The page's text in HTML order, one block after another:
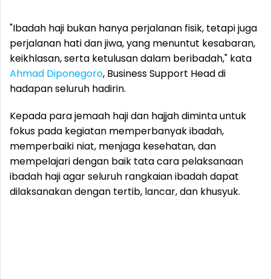
"Ibadah haji bukan hanya perjalanan fisik, tetapi juga
perjalanan hati dan jiwa, yang menuntut kesabaran,
keikhlasan, serta ketulusan dalam beribadah," kata
Ahmad Diponegoro, Business Support Head di
hadapan seluruh hadirin.
Kepada para jemaah haji dan hajjah diminta untuk
fokus pada kegiatan memperbanyak ibadah,
memperbaiki niat, menjaga kesehatan, dan
mempelajari dengan baik tata cara pelaksanaan
ibadah haji agar seluruh rangkaian ibadah dapat
dilaksanakan dengan tertib, lancar, dan khusyuk.